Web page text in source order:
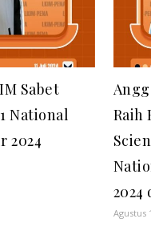
Sabet
National
2024
Raih
Agustus